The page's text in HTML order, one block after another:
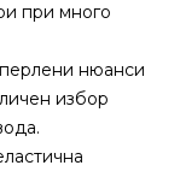
при много
нюанси
избор